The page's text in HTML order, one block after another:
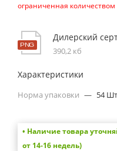
ограниченная
Дилерский
390,2 кб
Характеристики
Норма упаковки — 54
• Наличие товара
от 14-16 недель)